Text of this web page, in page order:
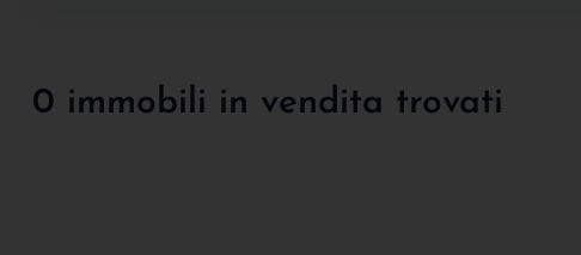
0 immobili in vendita trovati